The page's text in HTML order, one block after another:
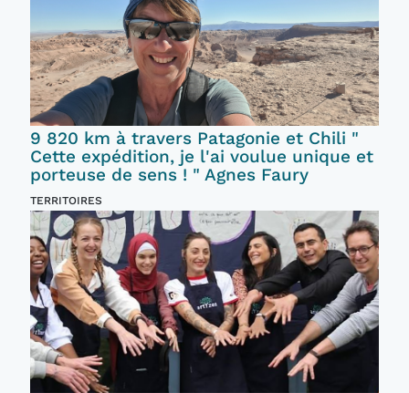
9 820 km à travers Patagonie et Chili "
Cette expédition, je l'ai voulue unique et
porteuse de sens ! " Agnes Faury
TERRITOIRES